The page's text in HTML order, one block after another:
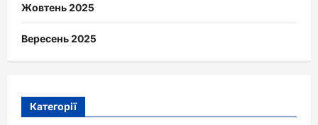
Жовтень 2025
Вересень 2025
Категорії